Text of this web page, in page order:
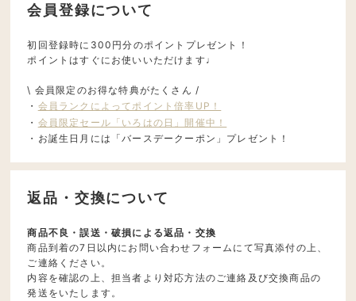
会員登録について
初回登録時に300円分のポイントプレゼント！
ポイントはすぐにお使いいただけます♩
\ 会員限定のお得な特典がたくさん /
・ 会員ランクによってポイント倍率UP！
・ 会員限定セール「いろはの日」開催中！
・お誕生日月には「バースデークーポン」プレゼント！
返品・交換について
商品不良・誤送・破損による返品・交換
商品到着の7日以内にお問い合わせフォームにて写真添付の上、
ご連絡ください。
内容を確認の上、担当者より対応方法のご連絡及び交換商品の
発送をいたします。